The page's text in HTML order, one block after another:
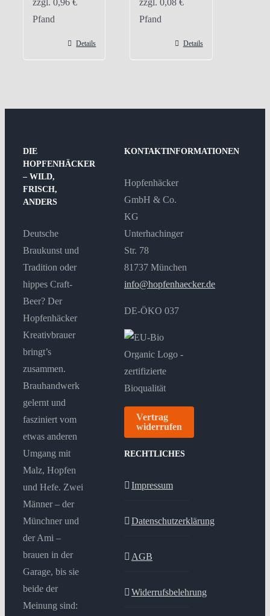
Pfand
Details
Pfand
Details
DIE
HOPFENHÄCKER
– WILD,
FRISCH,
ANDERS
Deutsche
Braukunst und
Tradition oder
hippes Craft-
Beer? Der
Hopfenhäcker
Kreativbrauer
bringt’s
zusammen.
Brauhandwerk
gelernt und
fasziniert vom
etwas anderen
Umgang mit
Malz, Hopfen
und Hefe. Zwei
Männer – der
Münchner und
der Ami –
brauen in der
Garage, bis sie
beide der
Meinung sind:
KONTAKTINFORMATIONEN
Hopfenhäcker
GmbH & Co.
KG
Unterhachinger
Str. 78
81737 München
info@hopfenhaecker.de
DE-ÖKO 037
Vertrag
widerrufen
RECHTLICHES
Impressum
Datenschutzerklärung
AGB
Widerrufsbelehrung